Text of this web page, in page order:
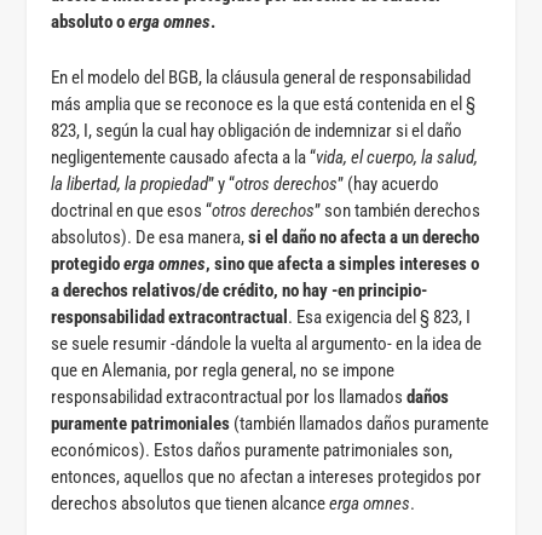
absoluto oerga omnes.
En el modelo del BGB, la cláusula general de responsabilidad
más amplia que se reconoce es la que está contenida en el §
823, I, según la cual hay obligación de indemnizar si el daño
negligentemente causado afecta a la “vida, el cuerpo, la salud,
la libertad, la propiedad” y “otros derechos” (hay acuerdo
doctrinal en que esos “otros derechos” son también derechos
absolutos). De esa manera,si el daño no afecta a un derecho
protegidoerga omnes, sino que afecta a simples intereses o
a derechos relativos/de crédito, no hay -en principio-
responsabilidad extracontractual . Esa exigencia del § 823, I
se suele resumir -dándole la vuelta al argumento- en la idea de
que en Alemania, por regla general, no se impone
responsabilidad extracontractual por los llamadosdaños
puramente patrimoniales (también llamados daños puramente
económicos). Estos daños puramente patrimoniales son,
entonces, aquellos que no afectan a intereses protegidos por
derechos absolutos que tienen alcanceerga omnes.